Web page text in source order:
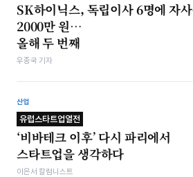
SK하이닉스, 독립이사 6명에 자
2000만 원…
올해 두 번째
우종국 기자
산업
유럽스타트업열전
‘비바테크 이후’ 다시 파리에서
스타트업을 생각하다
이은서 칼럼니스트